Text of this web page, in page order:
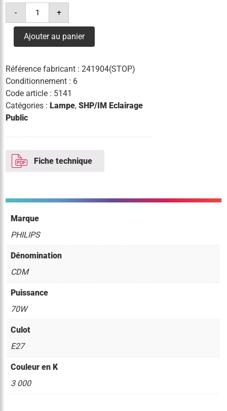
-
quantité
lampe
elite
par30
e27
philips
+
Ajouter au panier
Référence fabricant :241904(STOP)
Conditionnement : 6
Code article : 5141
Catégories :Lampe,SHP/IM Eclairage
Public
Fiche technique
Marque
PHILIPS
Dénomination
CDM
Puissance
70W
Culot
E27
Couleur en K
3 000